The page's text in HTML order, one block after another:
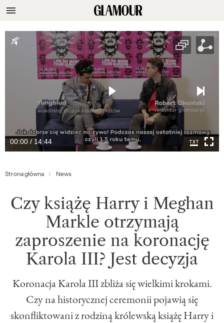
00:00 / 14:44
Strona główna News
Czy książę Harry i Meghan
Markle otrzymają
zaproszenie na koronację
Karola III? Jest decyzja
Koronacja Karola III zbliża się wielkimi krokami.
Czy na historycznej ceremonii pojawią się
skonfliktowani z rodziną królewską książę Harry i